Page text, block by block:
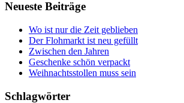
Neueste Beiträge
Wo ist nur die Zeit geblieben
Der Flohmarkt ist neu gefüllt
Zwischen den Jahren
Geschenke schön verpackt
Weihnachtsstollen muss sein
Schlagwörter